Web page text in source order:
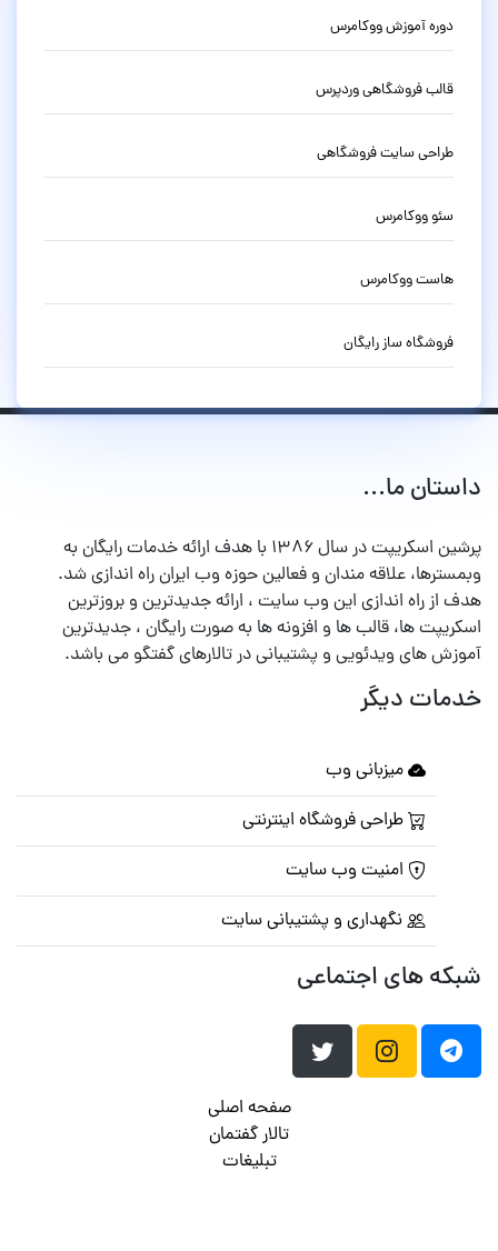
دوره آموزش ووکامرس
قالب فروشگاهی وردپرس
طراحی سایت فروشگاهی
سئو ووکامرس
هاست ووکامرس
فروشگاه ساز رایگان
داستان ما...
پرشین اسکریپت در سال ۱۳۸۶ با هدف ارائه خدمات رایگان به
وبمسترها، علاقه مندان و فعالین حوزه وب ایران راه اندازی شد.
هدف از راه اندازی این وب سایت ، ارائه جدیدترین و بروزترین
اسکریپت ها، قالب ها و افزونه ها به صورت رایگان ، جدیدترین
آموزش های ویدئویی و پشتیبانی در تالارهای گفتگو می باشد.
خدمات دیگر
میزبانی وب
طراحی فروشگاه اینترنتی
امنیت وب سایت
نگهداری و پشتیبانی سایت
شبکه های اجتماعی
صفحه اصلی
تالار گفتمان
تبلیغات